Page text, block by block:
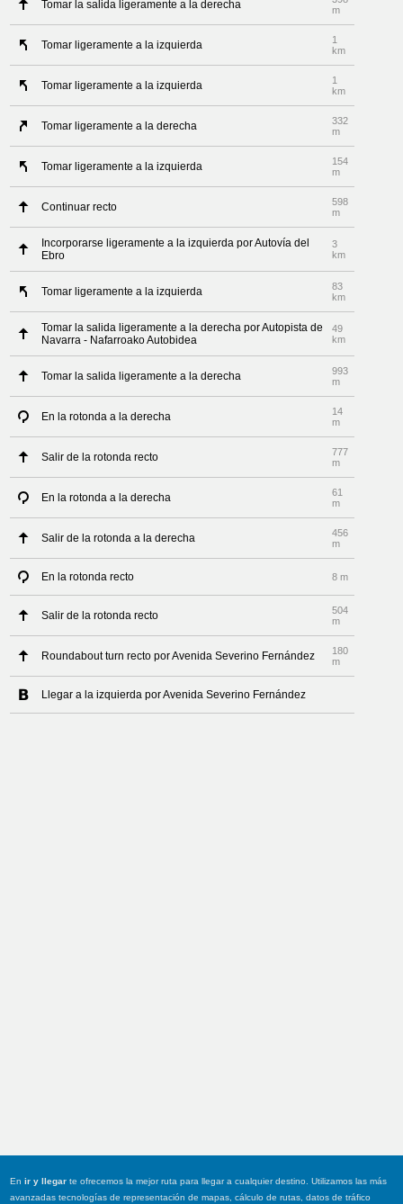
Tomar la salida ligeramente a la derecha
m
Tomar ligeramente a la izquierda
1
km
Tomar ligeramente a la izquierda
1
km
Tomar ligeramente a la derecha
332
m
Tomar ligeramente a la izquierda
154
m
Continuar recto
598
m
Incorporarse ligeramente a la izquierda por Autovía del
Ebro
3
km
Tomar ligeramente a la izquierda
83
km
Tomar la salida ligeramente a la derecha por Autopista de
Navarra - Nafarroako Autobidea
49
km
Tomar la salida ligeramente a la derecha
993
m
En la rotonda a la derecha
14
m
Salir de la rotonda recto
777
m
En la rotonda a la derecha
61
m
Salir de la rotonda a la derecha
456
m
En la rotonda recto 8 m
Salir de la rotonda recto
504
m
Roundabout turn recto por Avenida Severino Fernández
180
m
Llegar a la izquierda por Avenida Severino Fernández
Enir y llegar te ofrecemos la mejor ruta para llegar a cualquier destino. Utilizamos las más
avanzadas tecnologías de representación de mapas, cálculo de rutas, datos de tráfico